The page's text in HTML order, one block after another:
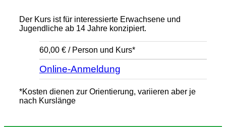
Der Kurs ist für interessierte Erwachsene und
Jugendliche ab 14 Jahre konzipiert.
60,00 € / Person und Kurs*
Online-Anmeldung
*Kosten dienen zur Orientierung, variieren aber je
nach Kurslänge